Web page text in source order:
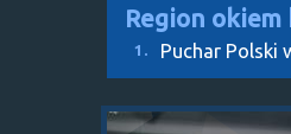
Region
1. Puchar Polski